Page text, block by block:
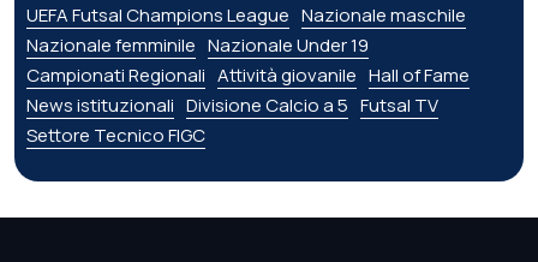
UEFA Futsal Champions League Nazionale maschile
Nazionale femminile Nazionale Under 19
Campionati Regionali Attività giovanile Hall of Fame
News istituzionali Divisione Calcio a 5 Futsal TV
Settore Tecnico FIGC